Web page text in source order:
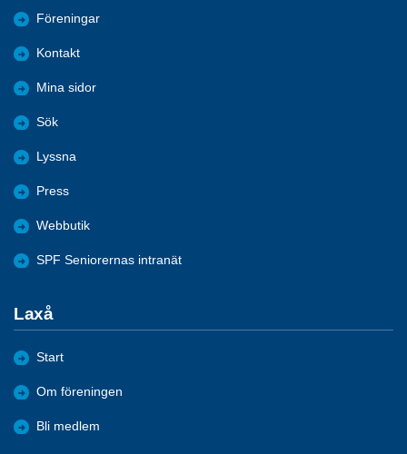
Föreningar
Kontakt
Mina sidor
Sök
Lyssna
Press
Webbutik
SPF Seniorernas intranät
Laxå
Start
Om föreningen
Bli medlem